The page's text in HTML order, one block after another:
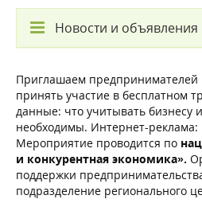
Новости и объявления
Приглашаем предпринимателей
принять участие в бесплатном
данные: что учитывать бизнесу
необходимы. Интернет-
Мероприятие проводится по
и конкурентная экономика».
поддержки
подразделение регионального